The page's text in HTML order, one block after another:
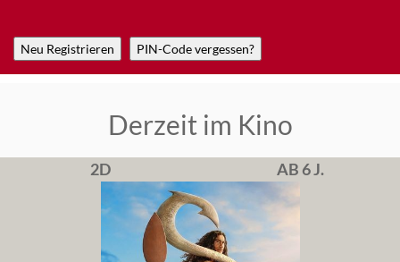
Derzeit im Kino
2D AB 6 J.